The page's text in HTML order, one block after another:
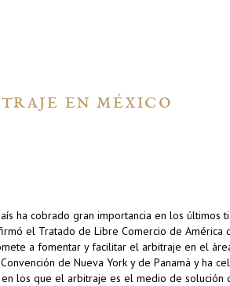
EN MÉXICO
ha cobrado gran importancia en los últimos
el Tratado de Libre Comercio de América
a fomentar y facilitar el arbitraje en el
de Nueva York y de Panamá y ha
los que el arbitraje es el medio de solución